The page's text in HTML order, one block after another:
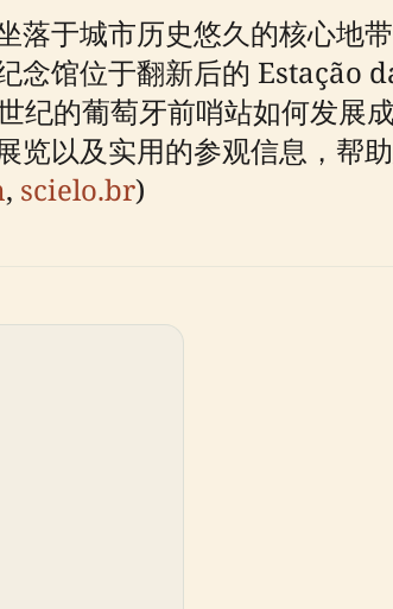
落于城市历史悠久的核心地
念馆位于翻新后的 Estação
纪的葡萄牙前哨站如何发展
览以及实用的参观信息，帮
, scielo.br)